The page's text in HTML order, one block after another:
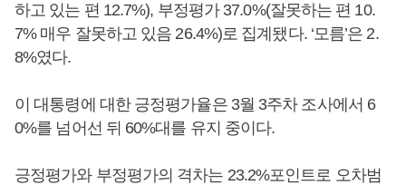
하고 있는 편 12.7%), 부정평가 37.0%(잘못하는 편 10.
7% 매우 잘못하고 있음 26.4%)로 집계됐다. ‘모름’은 2.
8%였다.
이 대통령에 대한 긍정평가율은 3월 3주차 조사에서 6
0%를 넘어선 뒤 60%대를 유지 중이다.
긍정평가와 부정평가의 격차는 23.2%포인트로 오차범